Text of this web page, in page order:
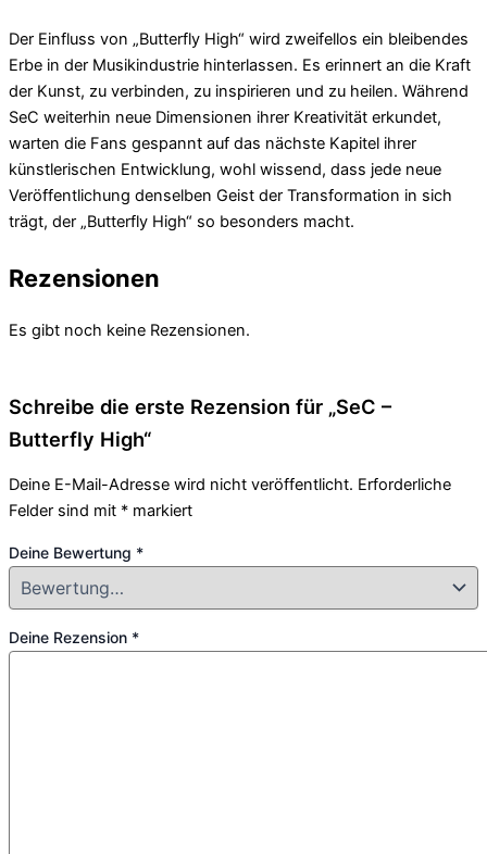
Der Einfluss von „Butterfly High“ wird zweifellos ein bleibendes
Erbe in der Musikindustrie hinterlassen. Es erinnert an die Kraft
der Kunst, zu verbinden, zu inspirieren und zu heilen. Während
SeC weiterhin neue Dimensionen ihrer Kreativität erkundet,
warten die Fans gespannt auf das nächste Kapitel ihrer
künstlerischen Entwicklung, wohl wissend, dass jede neue
Veröffentlichung denselben Geist der Transformation in sich
trägt, der „Butterfly High“ so besonders macht.
Rezensionen
Es gibt noch keine Rezensionen.
Schreibe die erste Rezension für „SeC –
Butterfly High“
Deine E-Mail-Adresse wird nicht veröffentlicht. Erforderliche
Felder sind mit * markiert
Deine Bewertung *
Deine Rezension *